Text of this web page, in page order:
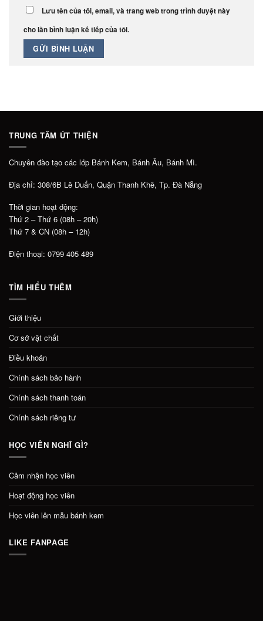
Lưu tên của tôi, email, và trang web trong trình duyệt này
cho lần bình luận kế tiếp của tôi.
TRUNG TÂM ÚT THIỆN
Chuyên đào tạo các lớp Bánh Kem, Bánh Âu, Bánh Mì.
Địa chỉ: 308/6B Lê Duẩn, Quận Thanh Khê, Tp. Đà Nẵng
Thời gian hoạt động:
Thứ 2 – Thứ 6 (08h – 20h)
Thứ 7 & CN (08h – 12h)
Điện thoại: 0799 405 489
TÌM HIỂU THÊM
Giới thiệu
Cơ sở vật chất
Điều khoản
Chính sách bảo hành
Chính sách thanh toán
Chính sách riêng tư
HỌC VIÊN NGHĨ GÌ?
Cảm nhận học viên
Hoạt động học viên
Học viên lên mẫu bánh kem
LIKE FANPAGE